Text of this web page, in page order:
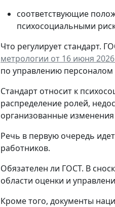
соответствующие
психосоциальными
Что регулирует стандарт.
метрологии от 16 июня
по управлению персоналом
Стандарт относит к
распределение ролей,
организованные
Речь в первую очередь
работников.
Обязателен ли ГОСТ. В
области оценки и
Кроме того, документы